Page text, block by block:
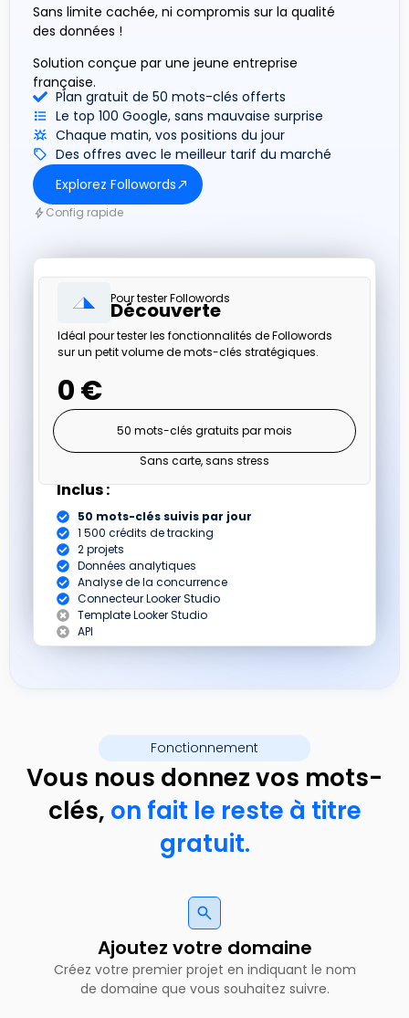
Sans limite cachée, ni compromis sur la qualité
des données !
Solution conçue par une jeune entreprise
française.
Plan gratuit de 50 mots-clés offerts
Le top 100 Google, sans mauvaise surprise
Chaque matin, vos positions du jour
Des offres avec le meilleur tarif du marché
Explorez Followords
Config rapide
Pour tester Followords
Découverte
Idéal pour tester les fonctionnalités de Followords
sur un petit volume de mots-clés stratégiques.
0 €
50 mots-clés gratuits par mois
Sans carte, sans stress
Inclus :
50 mots-clés suivis par jour
1 500 crédits de tracking
2 projets
Données analytiques
Analyse de la concurrence
Connecteur Looker Studio
Template Looker Studio
API
Fonctionnement
Vous nous donnez vos mots-
clés, on fait le reste à titre
gratuit.
Ajoutez votre domaine
Créez votre premier projet en indiquant le nom
de domaine que vous souhaitez suivre.